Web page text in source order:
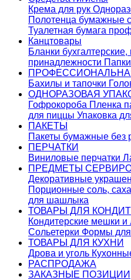
Крема для рук
Полотенца бумажные
Туалетная бумага
Канцтовары
Бланки бухгалтерские,
принадлежности Папки
Бахилы и тапочки
ОДНОРАЗОВАЯ
Гофрокороба Пленка
для пиццы Упаковка
ПАКЕТЫ
Пакеты бумажные без
ПЕРЧАТКИ
Виниловые перчатки
ПРЕДМЕТЫ
Декоративные
Порционные соль,
для шашлыка
ТОВАРЫ ДЛЯ
Кондитерские мешки и
Сольетерки Формы
ТОВАРЫ ДЛЯ КУХНИ
Дрова и уголь
РАСПРОДАЖА
ЗАКАЗНЫЕ ПОЗИЦИИ